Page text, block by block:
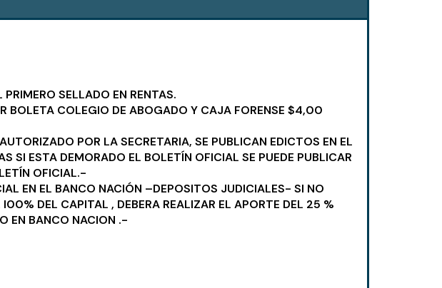
SELLADO EN RENTAS.
BOLETA COLEGIO DE ABOGADO Y CAJA FORENSE $4,00
POR LA SECRETARIA, SE PUBLICAN EDICTOS EN EL
SI ESTA DEMORADO EL BOLETÍN OFICIAL SE PUEDE PUBLICAR
OFICIAL.-
EN EL BANCO NACIÓN –DEPOSITOS JUDICIALES- SI NO
DEL CAPITAL , DEBERA REALIZAR EL APORTE DEL 25 %
EN BANCO NACION .-